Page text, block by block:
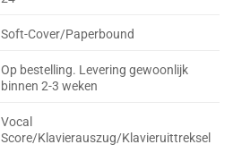
Soft-Cover/Paperbound
Op bestelling. Levering gewoonlijk
binnen 2-3 weken
Vocal
Score/Klavierauszug/Klavieruittreksel